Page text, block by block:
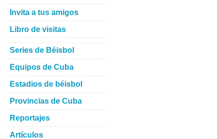
Invita a tus amigos
Libro de visitas
Series de Béisbol
Equipos de Cuba
Estadios de béisbol
Provincias de Cuba
Reportajes
Artículos